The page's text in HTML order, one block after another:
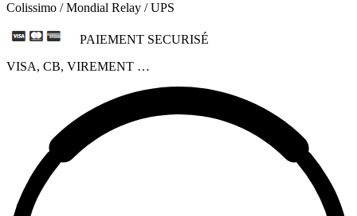
Colissimo / Mondial Relay / UPS
PAIEMENT SECURISÉ
VISA, CB, VIREMENT …